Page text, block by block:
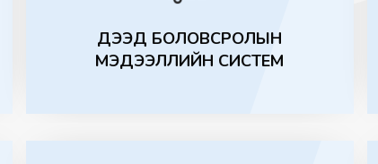
ДЭЭД БОЛОВСРОЛЫН
МЭДЭЭЛЛИЙН СИСТЕМ